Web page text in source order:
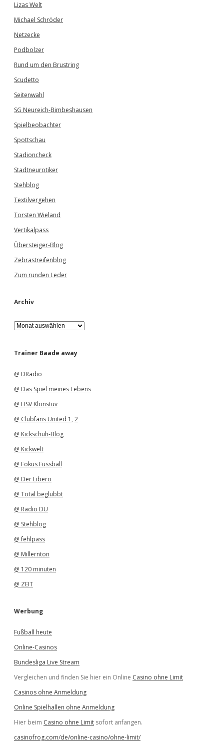
Lizas Welt
Michael Schröder
Netzecke
Podbolzer
Rund um den Brustring
Scudetto
Seitenwahl
SG Neureich-Bimbeshausen
Spielbeobachter
Spottschau
Stadioncheck
Stadtneurotiker
Stehblog
Textilvergehen
Torsten Wieland
Vertikalpass
Übersteiger-Blog
Zebrastreifenblog
Zum runden Leder
Archiv
A
r
h
Trainer Baade away
@ DRadio
@ Das Spiel meines Lebens
@ HSV Klönstuv
@ Clubfans United 1 , 2
@ Kickschuh-Blog
@ Kickwelt
@ Fokus Fussball
@ Der Libero
@ Total beglubbt
@ Radio DU
@ Stehblog
@ fehlpass
@ Millernton
@ 120 minuten
@ ZEIT
Werbung
Fußball heute
Online-Casinos
Bundesliga Live Stream
Vergleichen und finden Sie hier ein Online Casino ohne Limit
Casinos ohne Anmeldung
Online Spielhallen ohne Anmeldung
Hier beim Casino ohne Limit sofort anfangen.
casinofrog.com/de/online-casino/ohne-limit/